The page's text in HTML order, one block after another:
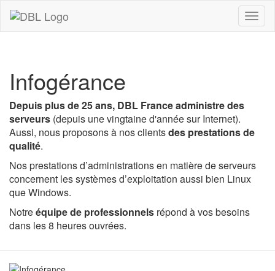
Infogérance
Depuis plus de 25 ans, DBL France administre des
serveurs (depuis une vingtaine d'année sur Internet).
Aussi, nous proposons à nos clientsdes prestations de
qualité.
Nos prestations d’administrations en matière de serveurs
concernent les systèmes d’exploitation aussi bien Linux
que Windows.
Notreéquipe de professionnels répond à vos besoins
dans les 8 heures ouvrées.